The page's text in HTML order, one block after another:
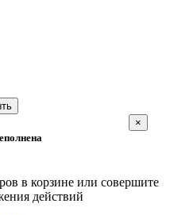
×
в корзине или совершите
действий